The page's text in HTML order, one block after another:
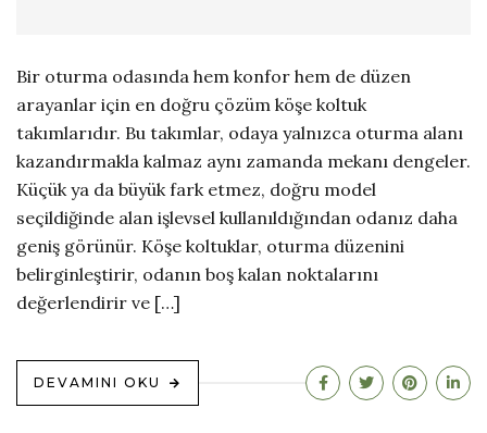
Bir oturma odasında hem konfor hem de düzen
arayanlar için en doğru çözüm köşe koltuk
takımlarıdır. Bu takımlar, odaya yalnızca oturma alanı
kazandırmakla kalmaz aynı zamanda mekanı dengeler.
Küçük ya da büyük fark etmez, doğru model
seçildiğinde alan işlevsel kullanıldığından odanız daha
geniş görünür. Köşe koltuklar, oturma düzenini
belirginleştirir, odanın boş kalan noktalarını
değerlendirir ve […]
DEVAMINI OKU